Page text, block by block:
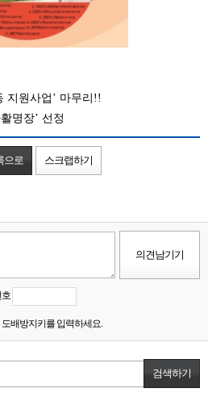
지원사업’ 마무리!!
명장’ 선정
으로 스크랩하기
호
도배방지키를 입력하세요.